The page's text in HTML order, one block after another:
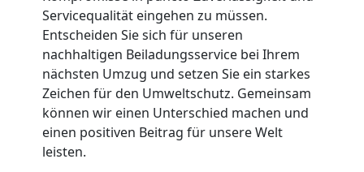
Servicequalität eingehen zu müssen.
Entscheiden Sie sich für unseren
nachhaltigen Beiladungsservice bei Ihrem
nächsten Umzug und setzen Sie ein starkes
Zeichen für den Umweltschutz. Gemeinsam
können wir einen Unterschied machen und
einen positiven Beitrag für unsere Welt
leisten.
Neustadt
Privatumzug
Wiener